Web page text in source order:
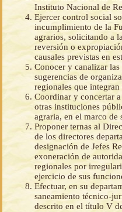
Instituto Nacional de
Ejercer control social
incumplimiento de la
agrarios, solicitando a
reversión o
causales previstas en
Conocer y canalizar
sugerencias de
regionales que
Coordinar y concertar
otras instituciones
agraria, en el marco de
Proponer ternas al
de los directores
designación de Jefes
exoneración de
regionales por
ejercicio de sus
Efectuar, en su
saneamiento técnico-
descrito en el título V